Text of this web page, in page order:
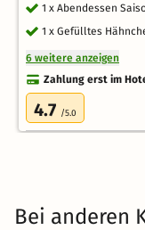
1 x Abendessen
1 x Gefülltes
6 weitere anzeigen
Zahlung erst im
4.7 /5.0
Bei anderen